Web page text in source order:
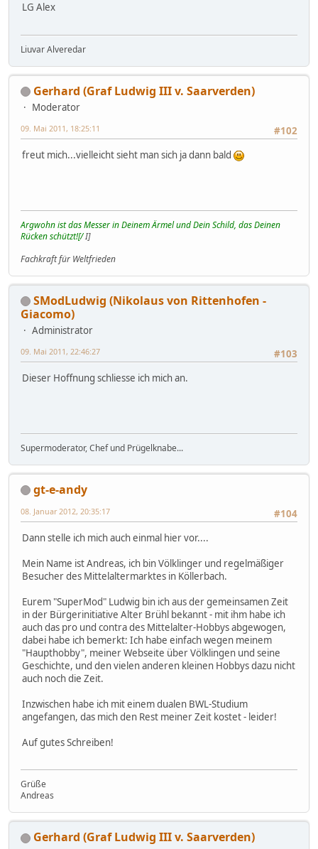
LG Alex
Liuvar Alveredar
Gerhard (Graf Ludwig III v. Saarverden)
Moderator
#102
09. Mai 2011, 18:25:11
freut mich...vielleicht sieht man sich ja dann bald
Argwohn ist das Messer in Deinem Ärmel und Dein Schild, das Deinen
Rücken schützt![/I]
Fachkraft für Weltfrieden
SModLudwig (Nikolaus von Rittenhofen -
Giacomo)
Administrator
#103
09. Mai 2011, 22:46:27
Dieser Hoffnung schliesse ich mich an.
Supermoderator, Chef und Prügelknabe...
gt-e-andy
#104
08. Januar 2012, 20:35:17
Dann stelle ich mich auch einmal hier vor....
Mein Name ist Andreas, ich bin Völklinger und regelmäßiger
Besucher des Mittelaltermarktes in Köllerbach.
Eurem "SuperMod" Ludwig bin ich aus der gemeinsamen Zeit
in der Bürgerinitiative Alter Brühl bekannt - mit ihm habe ich
auch das pro und contra des Mittelalter-Hobbys abgewogen,
dabei habe ich bemerkt: Ich habe einfach wegen meinem
"Haupthobby", meiner Webseite über Völklingen und seine
Geschichte, und den vielen anderen kleinen Hobbys dazu nicht
auch noch die Zeit.
Inzwischen habe ich mit einem dualen BWL-Studium
angefangen, das mich den Rest meiner Zeit kostet - leider!
Auf gutes Schreiben!
Grüße
Andreas
Gerhard (Graf Ludwig III v. Saarverden)